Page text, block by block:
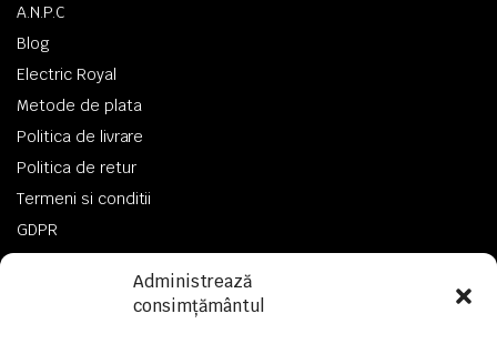
Administrează
consimțământul
A.N.P.C
Blog
Electric Royal
Metode de plata
Politica de livrare
Politica de retur
Termeni si conditii
GDPR